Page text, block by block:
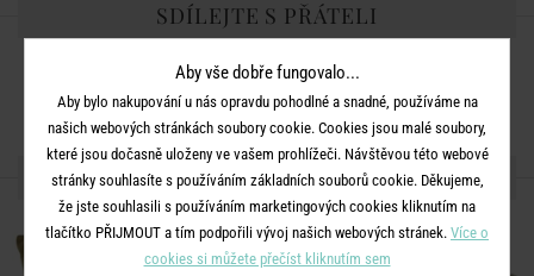
SDÍLEJTE S PŘÁTELI
DALŠÍ PRODUKTY ZE SÉRIE
Aby vše dobře fungovalo...
Aby bylo nakupování u nás opravdu pohodlné a snadné, používáme na
našich webových stránkách soubory cookie. Cookies jsou malé soubory,
které jsou dočasně uloženy ve vašem prohlížeči. Návštěvou této webové
stránky souhlasíte s používáním základních souborů cookie. Děkujeme,
že jste souhlasili s používáním marketingových cookies kliknutím na
tlačítko PŘIJMOUT a tím podpořili vývoj našich webových stránek. Více o
cookies si můžete přečíst kliknutím sem